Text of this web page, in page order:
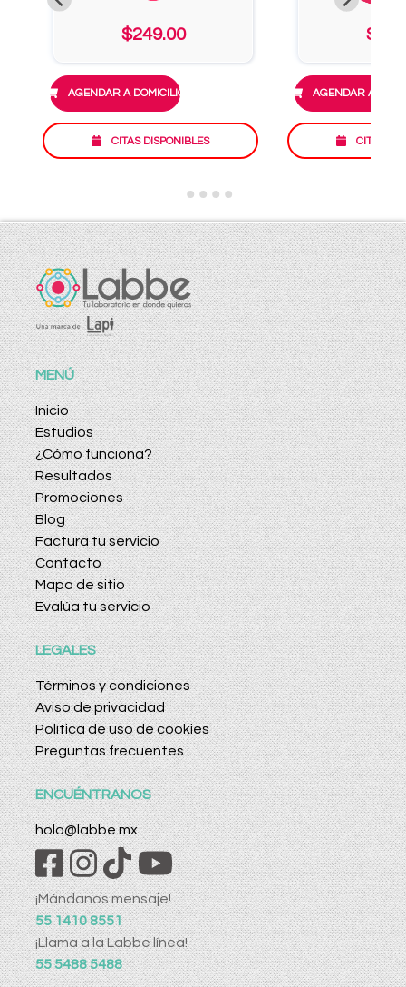
$249.00
AGENDAR A DOMICILIO
CITAS DISPONIBLES
AGENDAR A
CITAS
MENÚ
Inicio
Estudios
¿Cómo funciona?
Resultados
Promociones
Blog
Factura tu servicio
Contacto
Mapa de sitio
Evalúa tu servicio
LEGALES
Términos y condiciones
Aviso de privacidad
Política de uso de cookies
Preguntas frecuentes
ENCUÉNTRANOS
hola@labbe.mx
¡Mándanos mensaje!
55 1410 8551
¡Llama a la Labbe línea!
55 5488 5488